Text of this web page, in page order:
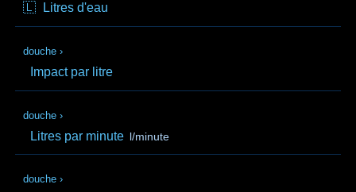
🇱 Litres d'eau
douche ›
Impact par litre
douche ›
Litres par minute l/minute
douche ›